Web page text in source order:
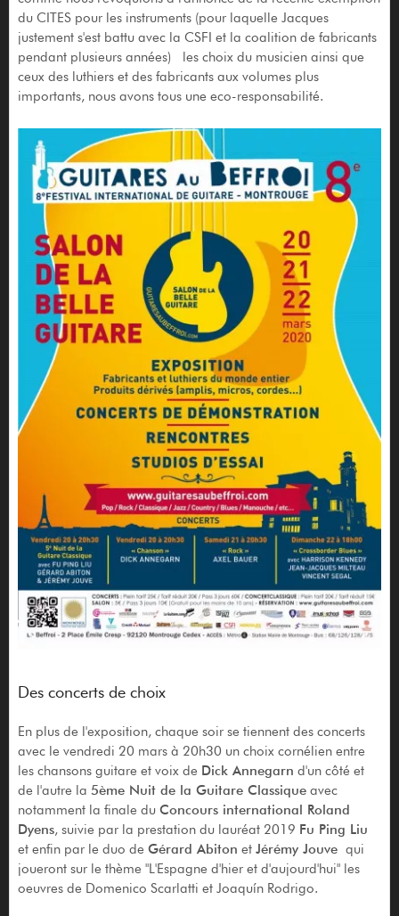
du CITES pour les instruments (pour laquelle Jacques
justement s'est battu avec la CSFI et la coalition de fabricants
pendant plusieurs années) les choix du musicien ainsi que
ceux des luthiers et des fabricants aux volumes plus
importants, nous avons tous une eco-responsabilité.
Des concerts de choix
En plus de l'exposition, chaque soir se tiennent des concerts
avec le vendredi 20 mars à 20h30 un choix cornélien entre
les chansons guitare et voix de Dick Annegarn d'un côté et
de l'autre la 5ème Nuit de la Guitare Classiqueavec
notamment la finale du Concours international Roland
Dyens, suivie par la prestation du lauréat 2019 Fu Ping Liu
et enfin par le duo de Gérard Abiton et Jérémy Jouvequi
joueront sur le thème "L'Espagne d'hier et d'aujourd'hui" les
oeuvres de Domenico Scarlatti et Joaquín Rodrigo.